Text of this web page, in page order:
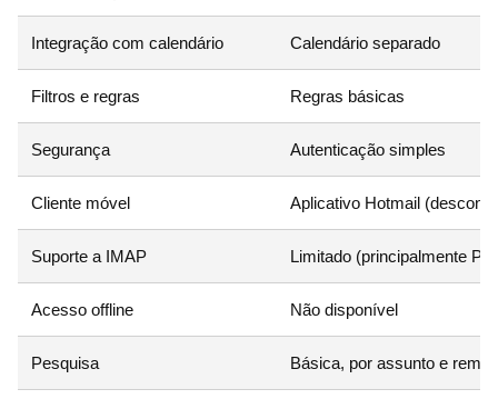
Integração com calendário Calendário separado
Filtros e regras Regras básicas
Segurança Autenticação simples
Cliente móvel Aplicativo Hotmail
Suporte a IMAP Limitado (principalmente
Acesso offline Não disponível
Pesquisa Básica, por assunto e